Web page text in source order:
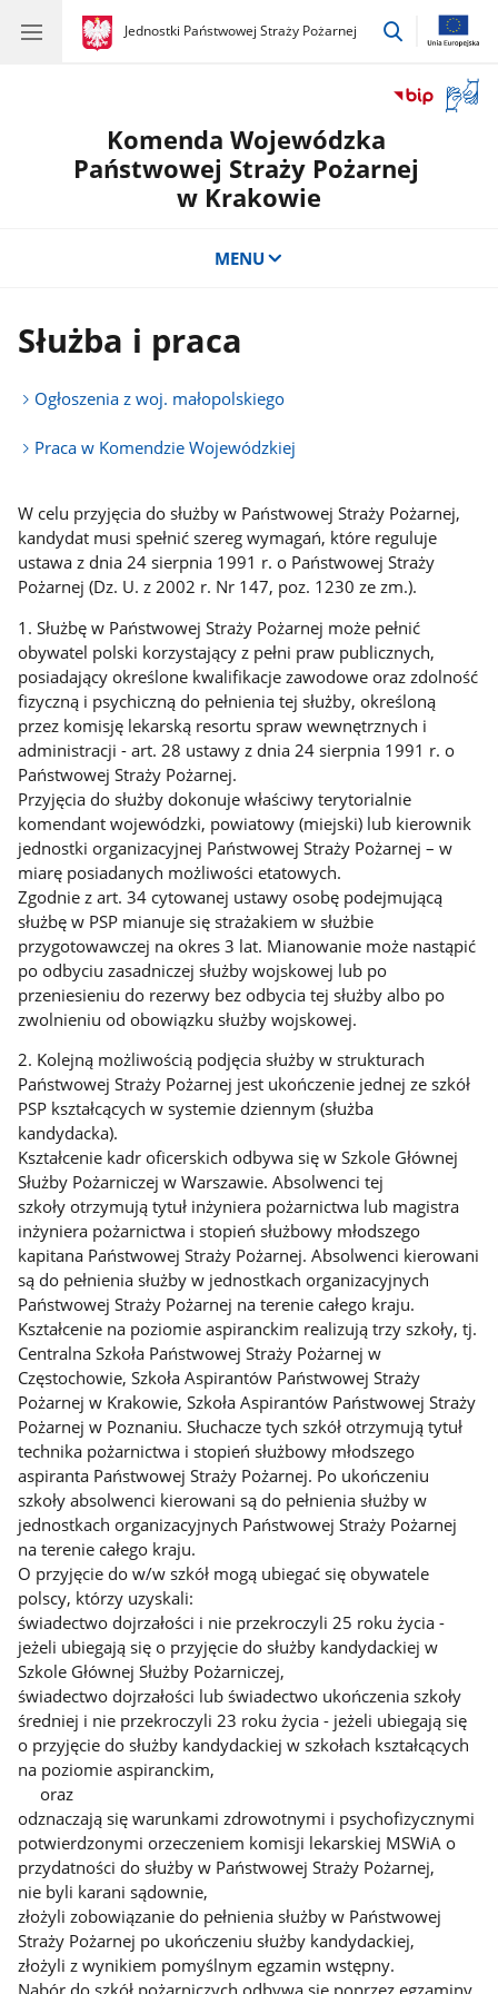
gov.pl
Jednostki Państwowej Straży Pożarnej
gov.pl
Jednostki
przejdź
okno
Komenda Wojewódzka
Państwowej Straży Pożarnej
w Krakowie
MENU
Służba i praca
Ogłoszenia z woj. małopolskiego
Praca w Komendzie Wojewódzkiej
W celu przyjęcia do służby w Państwowej Straży Pożarnej,
kandydat musi spełnić szereg wymagań, które reguluje
ustawa z dnia 24 sierpnia 1991 r. o Państwowej Straży
Pożarnej (Dz. U. z 2002 r. Nr 147, poz. 1230 ze zm.).
1. Służbę w Państwowej Straży Pożarnej może pełnić
obywatel polski korzystający z pełni praw publicznych,
posiadający określone kwalifikacje zawodowe oraz zdolność
fizyczną i psychiczną do pełnienia tej służby, określoną
przez komisję lekarską resortu spraw wewnętrznych i
administracji - art. 28 ustawy z dnia 24 sierpnia 1991 r. o
Państwowej Straży Pożarnej.
Przyjęcia do służby dokonuje właściwy terytorialnie
komendant wojewódzki, powiatowy (miejski) lub kierownik
jednostki organizacyjnej Państwowej Straży Pożarnej – w
miarę posiadanych możliwości etatowych.
Zgodnie z art. 34 cytowanej ustawy osobę podejmującą
służbę w PSP mianuje się strażakiem w służbie
przygotowawczej na okres 3 lat. Mianowanie może nastąpić
po odbyciu zasadniczej służby wojskowej lub po
przeniesieniu do rezerwy bez odbycia tej służby albo po
zwolnieniu od obowiązku służby wojskowej.
2. Kolejną możliwością podjęcia służby w strukturach
Państwowej Straży Pożarnej jest ukończenie jednej ze szkół
PSP kształcących w systemie dziennym (służba
kandydacka).
Kształcenie kadr oficerskich odbywa się w Szkole Głównej
Służby Pożarniczej w Warszawie. Absolwenci tej
szkoły otrzymują tytuł inżyniera pożarnictwa lub magistra
inżyniera pożarnictwa i stopień służbowy młodszego
kapitana Państwowej Straży Pożarnej. Absolwenci kierowani
są do pełnienia służby w jednostkach organizacyjnych
Państwowej Straży Pożarnej na terenie całego kraju.
Kształcenie na poziomie aspiranckim realizują trzy szkoły, tj.
Centralna Szkoła Państwowej Straży Pożarnej w
Częstochowie, Szkoła Aspirantów Państwowej Straży
Pożarnej w Krakowie, Szkoła Aspirantów Państwowej Straży
Pożarnej w Poznaniu. Słuchacze tych szkół otrzymują tytuł
technika pożarnictwa i stopień służbowy młodszego
aspiranta Państwowej Straży Pożarnej. Po ukończeniu
szkoły absolwenci kierowani są do pełnienia służby w
jednostkach organizacyjnych Państwowej Straży Pożarnej
na terenie całego kraju.
O przyjęcie do w/w szkół mogą ubiegać się obywatele
polscy, którzy uzyskali:
świadectwo dojrzałości i nie przekroczyli 25 roku życia -
jeżeli ubiegają się o przyjęcie do służby kandydackiej w
Szkole Głównej Służby Pożarniczej,
świadectwo dojrzałości lub świadectwo ukończenia szkoły
średniej i nie przekroczyli 23 roku życia - jeżeli ubiegają się
o przyjęcie do służby kandydackiej w szkołach kształcących
na poziomie aspiranckim,
oraz
odznaczają się warunkami zdrowotnymi i psychofizycznymi
potwierdzonymi orzeczeniem komisji lekarskiej MSWiA o
przydatności do służby w Państwowej Straży Pożarnej,
nie byli karani sądownie,
złożyli zobowiązanie do pełnienia służby w Państwowej
Straży Pożarnej po ukończeniu służby kandydackiej,
złożyli z wynikiem pomyślnym egzamin wstępny.